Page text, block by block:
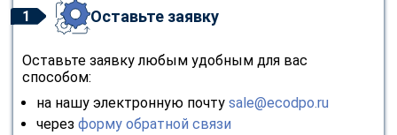
1 Оставьте заявку
Оставьте заявку любым удобным для вас
способом:
на нашу электронную почту sale@ecodpo.ru
через форму обратной связи